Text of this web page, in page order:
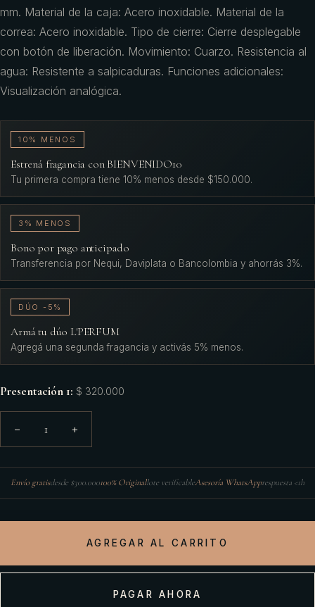
mm. Material de la caja: Acero inoxidable. Material de la
correa: Acero inoxidable. Tipo de cierre: Cierre desplegable
con botón de liberación. Movimiento: Cuarzo. Resistencia al
agua: Resistente a salpicaduras. Funciones adicionales:
Visualización analógica.
10% MENOS
Estrená fragancia con BIENVENIDO10
Tu primera compra tiene 10% menos desde $150.000.
3% MENOS
Bono por pago anticipado
Transferencia por Nequi, Daviplata o Bancolombia y ahorrás 3%.
DÚO -5%
Armá tu dúo L'PERFUM
Agregá una segunda fragancia y activás 5% menos.
Presentación 1: $ 320.000
− 1 +
Envío gratisdesde $300.000100% Originallote verificableAsesoría WhatsApprespuesta <1h
AGREGAR AL CARRITO
PAGAR AHORA